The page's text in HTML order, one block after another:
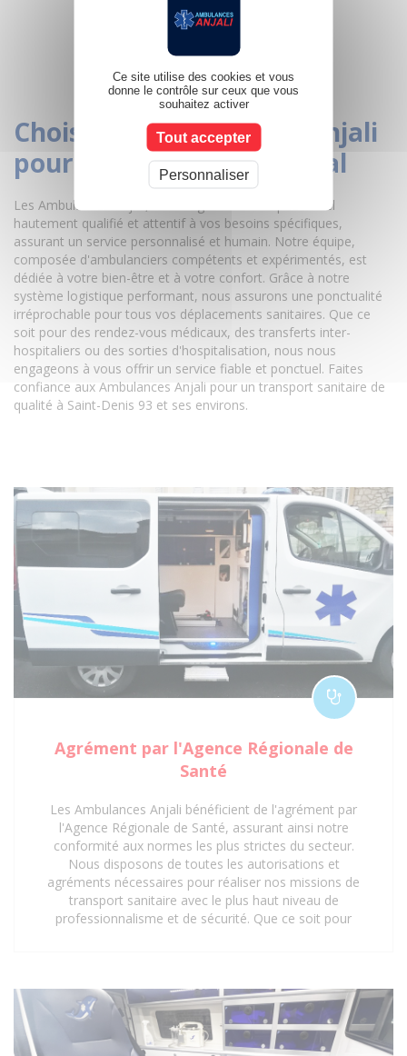
Choisir les ambulances Anjali
pour un transport médical
Les Ambulances Anjali, c'est la garantie d'un personnel
hautement qualifié et attentif à vos besoins spécifiques,
assurant un service personnalisé et humain. Notre équipe,
composée d'ambulanciers compétents et expérimentés, est
dédiée à votre bien-être et à votre confort. Grâce à notre
système logistique performant, nous assurons une ponctualité
irréprochable pour tous vos déplacements sanitaires. Que ce
soit pour des rendez-vous médicaux, des transferts inter-
hospitaliers ou des sorties d'hospitalisation, nous nous
engageons à vous offrir un service fiable et ponctuel. Faites
confiance aux Ambulances Anjali pour un transport sanitaire de
qualité à Saint-Denis 93 et ses environs.
Agrément par l'Agence Régionale de
Santé
Les Ambulances Anjali bénéficient de l'agrément par
l'Agence Régionale de Santé, assurant ainsi notre
conformité aux normes les plus strictes du secteur.
Nous disposons de toutes les autorisations et
agréments nécessaires pour réaliser nos missions de
transport sanitaire avec le plus haut niveau de
professionnalisme et de sécurité. Que ce soit pour
en charge optimale et réglementaire. Faites
confiance à notre expertise et à nos agréments pour
un service de transport sanitaire fiable et sécurisé à
Saint-Denis 93 et ses environs.
Ce site utilise des cookies et vous
donne le contrôle sur ceux que vous
souhaitez activer
Tout accepter
Personnaliser